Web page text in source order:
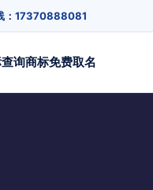
：17370888081
询商标免费取名